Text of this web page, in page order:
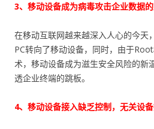
3、移动设备成为病毒攻击企业数据
在移动互联网越来越深入人心的今天
PC转向了移动设备，同时，由于
术，移动设备成为滋生安全风险的新
透企业终端的跳板。
4、移动设备接入缺乏控制，无关设